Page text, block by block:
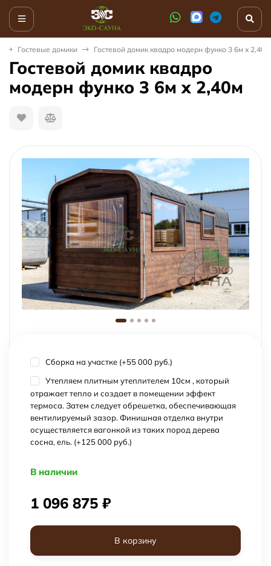
Гостевые домики Гостевой домик квадро модерн функо 3 6м x 2,40м
Гостевой домик квадро
модерн функо 3 6м x 2,40м
Сборка на участке (+55 000 руб.)
Утепляем плитным утеплителем 10см , который
отражает тепло и создает в помещении эффект
термоса. Затем следует обрешетка, обеспечивающая
вентилируемый зазор. Финишная отделка внутри
осуществляется вагонкой из таких пород дерева
сосна, ель. (+125 000 руб.)
В наличии
1 096 875 ₽
В корзину